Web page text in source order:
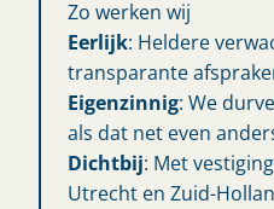
Zo werken wij
Eerlijk: Heldere
transparante
Eigenzinnig: We
als dat net even
Dichtbij: Met
Utrecht en Zuid-